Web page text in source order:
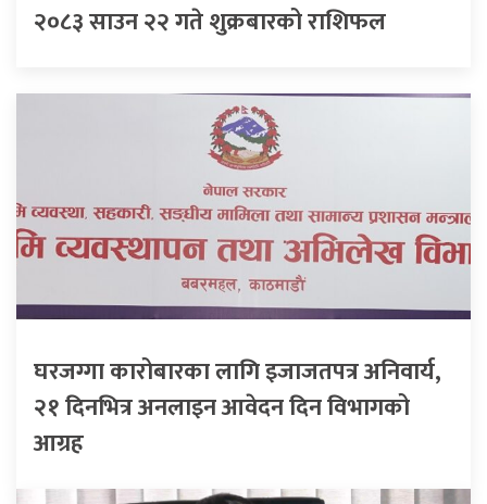
२०८३ साउन २२ गते शुक्रबारको राशिफल
घरजग्गा कारोबारका लागि इजाजतपत्र अनिवार्य,
२१ दिनभित्र अनलाइन आवेदन दिन विभागको
आग्रह